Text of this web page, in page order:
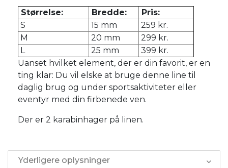
Størrelse: Bredde:
Pris:
S
15 mm
259 kr.
M
20 mm
299 kr.
L
25 mm
399 kr.
Uanset hvilket element, der er din favorit, er en
ting klar: Du vil elske at bruge denne line til
daglig brug og under sportsaktiviteter eller
eventyr med din firbenede ven.
Der er 2 karabinhager på linen.
Yderligere oplysninger